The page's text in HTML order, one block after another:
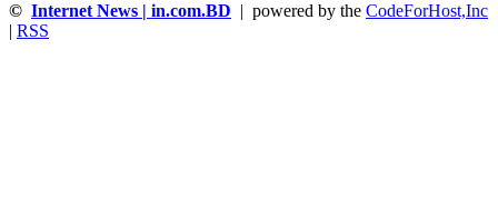
© Internet News | in.com.BD | powered by the CodeForHost,Inc
RSS